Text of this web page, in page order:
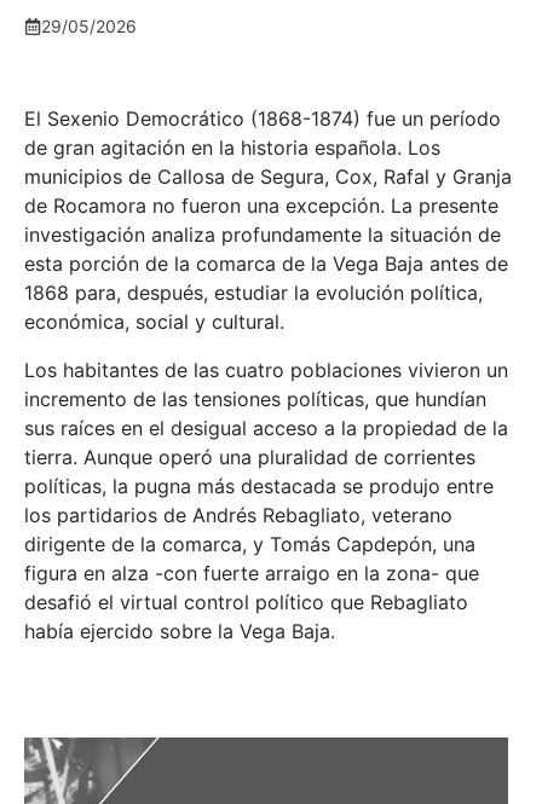
29/05/2026
El Sexenio Democrático (1868-1874) fue un período
de gran agitación en la historia española. Los
municipios de Callosa de Segura, Cox, Rafal y Granja
de Rocamora no fueron una excepción. La presente
investigación analiza profundamente la situación de
esta porción de la comarca de la Vega Baja antes de
1868 para, después, estudiar la evolución política,
económica, social y cultural.
Los habitantes de las cuatro poblaciones vivieron un
incremento de las tensiones políticas, que hundían
sus raíces en el desigual acceso a la propiedad de la
tierra. Aunque operó una pluralidad de corrientes
políticas, la pugna más destacada se produjo entre
los partidarios de Andrés Rebagliato, veterano
dirigente de la comarca, y Tomás Capdepón, una
figura en alza -con fuerte arraigo en la zona- que
desafió el virtual control político que Rebagliato
había ejercido sobre la Vega Baja.